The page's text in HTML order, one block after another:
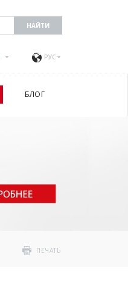
РУС
БЛОГ
ПЕЧАТЬ